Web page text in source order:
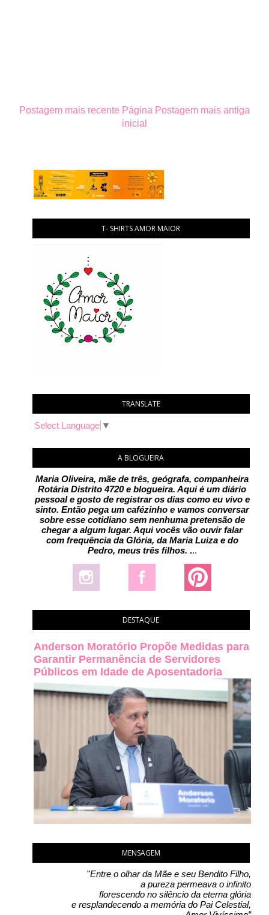
Postagem mais recente Postagem mais antiga
Página
inicial
T- SHIRTS AMOR MAIOR
TRANSLATE
Select Language ▼
A BLOGUEIRA
Maria Oliveira, mãe de três, geógrafa, companheira
Rotária Distrito 4720 e blogueira. Aqui é um diário
pessoal e gosto de registrar os dias como eu vivo e
sinto. Então pega um cafézinho e vamos conversar
sobre esse cotidiano sem nenhuma pretensão de
chegar a algum lugar. Aqui vocês vão ouvir falar
com frequência da Glória, da Maria Luiza e do
Pedro, meus três filhos. ...
DESTAQUE
Anderson Moratório Propõe Medidas para
Garantir Permanência de Servidores
Públicos em Idade de Aposentadoria
MENSAGEM
"Entre o olhar da Mãe e seu Bendito Filho,
a pureza permeava o infinito
florescendo no silêncio da eterna glória
e resplandecendo a memória do Pai Celestial,